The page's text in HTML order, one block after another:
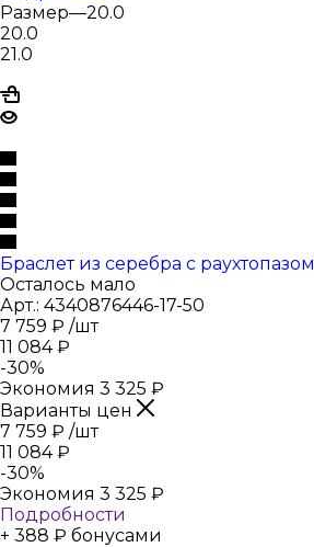
Размер—20.0
20.0
21.0
Браслет из серебра с раухтопазом
Осталось мало
Арт.: 4340876446-17-50
7 759 ₽ /шт
11 084₽
-30%
Экономия 3 325 ₽
Варианты цен
7 759 ₽ /шт
11 084₽
-30%
Экономия 3 325 ₽
Подробности
+ 388 ₽ бонусами